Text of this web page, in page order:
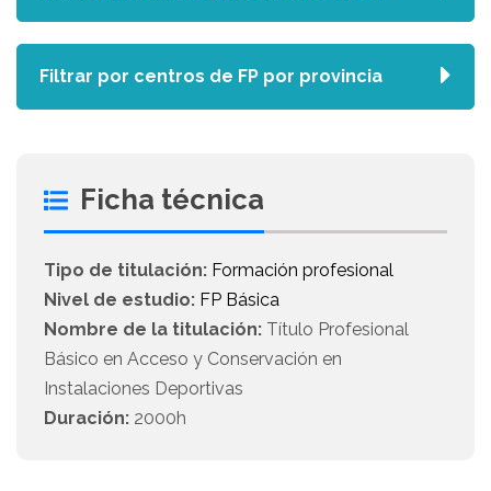
Ficha técnica
Tipo de titulación: Formación profesional
Nivel de estudio: FP Básica
Nombre de la titulación: Título Profesional
Básico en Acceso y Conservación en
Instalaciones Deportivas
Duración: 2000h
Filtrar por centros de FP por provincia